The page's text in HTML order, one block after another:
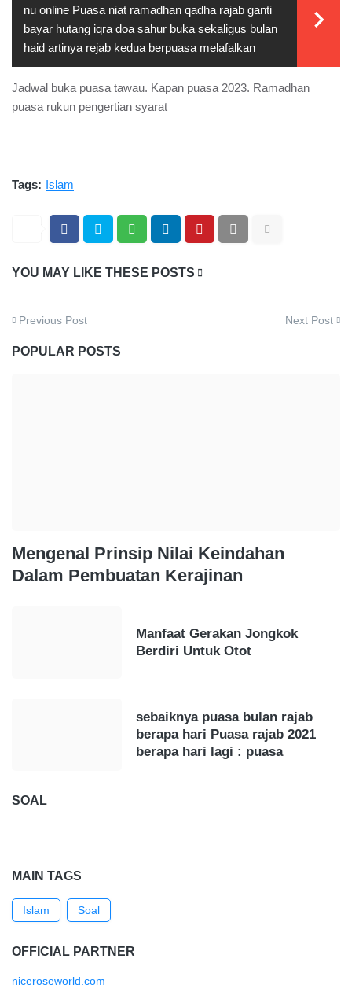
nu online Puasa niat ramadhan qadha rajab ganti
bayar hutang iqra doa sahur buka sekaligus bulan
haid artinya rejab kedua berpuasa melafalkan
Jadwal buka puasa tawau. Kapan puasa 2023. Ramadhan
puasa rukun pengertian syarat
Tags: Islam
YOU MAY LIKE THESE POSTS
Previous Post Next Post
POPULAR POSTS
Mengenal Prinsip Nilai Keindahan
Dalam Pembuatan Kerajinan
Manfaat Gerakan Jongkok
Berdiri Untuk Otot
sebaiknya puasa bulan rajab
berapa hari Puasa rajab 2021
berapa hari lagi : puasa
SOAL
MAIN TAGS
Islam Soal
OFFICIAL PARTNER
niceroseworld.com